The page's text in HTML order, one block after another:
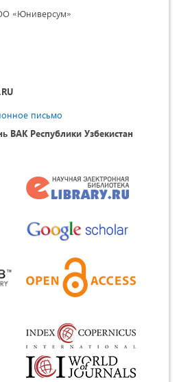
«Юниверсум»
письмо
ВАК Республики Узбекистан